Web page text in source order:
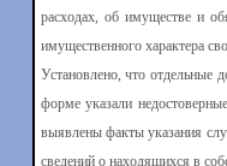
расходах, об имуществе и
имущественного характера
Установлено, что отдельные
форме указали
выявлены факты указания
сведений о находящихся в